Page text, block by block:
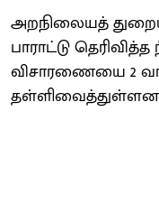
அறநிலையத்
பாராட்டு
விசாரணையை 2